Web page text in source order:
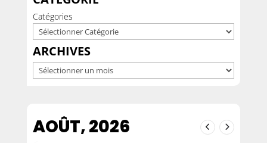
Catégories
ARCHIVES
Archives
AOÛT, 2026